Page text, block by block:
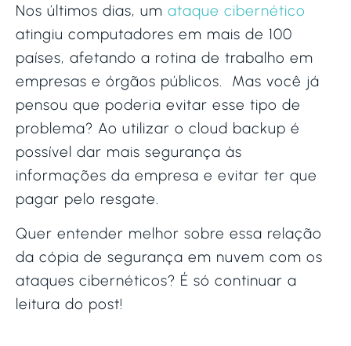
Nos últimos dias, um ataque cibernético
atingiu computadores em mais de 100
países, afetando a rotina de trabalho em
empresas e órgãos públicos. Mas você já
pensou que poderia evitar esse tipo de
problema? Ao utilizar o cloud backup é
possível dar mais segurança às
informações da empresa e evitar ter que
pagar pelo resgate.
Quer entender melhor sobre essa relação
da cópia de segurança em nuvem com os
ataques cibernéticos? É só continuar a
leitura do post!